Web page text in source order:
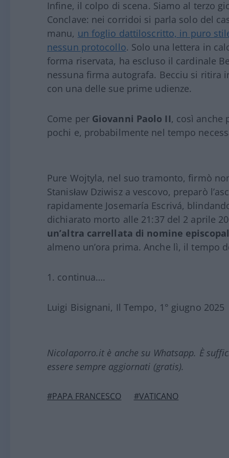
Infine, il colpo di scena. Siamo al terzo
Conclave: nei corridoi si parla solo del
manu, un foglio dattiloscritto, in puro
nessun protocollo. Solo una lettera in
forma riservata, ha escluso il cardinale
nessuna firma autografa. Becciu si ritira
con una delle sue prime udienze.
Come per Giovanni Paolo II, così anche
pochi e, probabilmente nel tempo
Pure Wojtyla, nel suo tramonto, firmò
Stanisław Dziwisz a vescovo, preparò
rapidamente Josemaría Escrivá,
dichiarato morto alle 21:37 del 2 aprile
un’altra carrellata di nomine
almeno un’ora prima. Anche lì, il tempo
continua….
Luigi Bisignani, Il Tempo, 1° giugno 2025
Nicolaporro.it è anche su Whatsapp. È
essere sempre aggiornati (gratis).
#PAPA FRANCESCO #VATICANO